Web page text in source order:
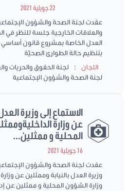
22 جويلية 2021
عقدت لجنة الصحة والشؤون
والعلاقات الخارجية جلسة للنظر في
بتنظيم حالة الطوارئ الصحيّة
اللجان
:
لجنة الحقوق والحريات
لجنة الصحة والشؤون الإجتماعية
الاستماع إلى وزيرة
عن وزارة
المحلية و ممثلين...
16 جويلية 2021
عقدت لجنة الصحة والشؤون
وزيرة العدل بالنيابة وممثلين عن
وزارة الشؤون المحلية و ممثلين عن